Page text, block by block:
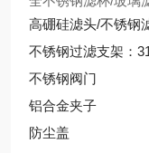
高硼硅滤头/不锈钢
不锈钢过滤支架：
不锈钢阀门
铝合金夹子
防尘盖